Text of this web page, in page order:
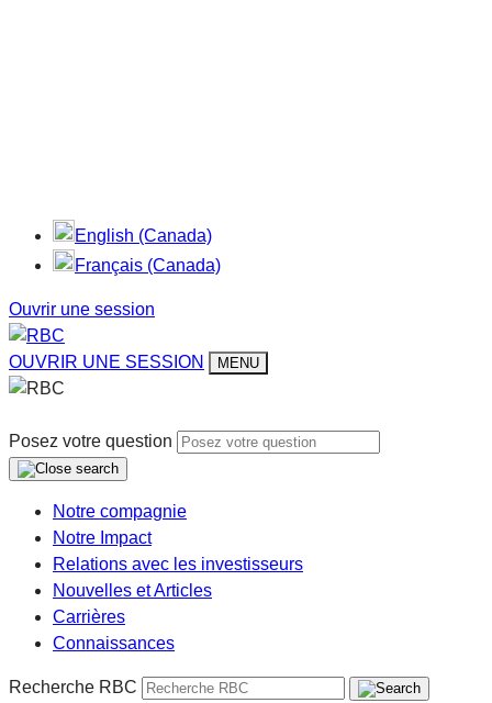
English (Canada)
Français (Canada)
Ouvrir une session
OUVRIR UNE SESSION MENU
Posez votre question
Notre compagnie
Notre Impact
Relations avec les investisseurs
Nouvelles et Articles
Carrières
Connaissances
Recherche RBC